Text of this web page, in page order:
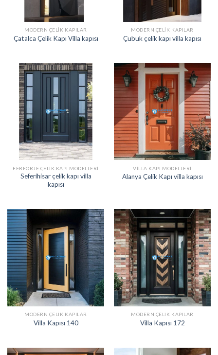
MODERN ÇELIK KAPILAR
Çatalca Çelik Kapı Villa kapısı
MODERN ÇELIK KAPILAR
Çubuk çelik kapı villa kapısı
FERFORJE ÇELIK KAPI MODELLERI
Seferihisar çelik kapı villa
kapısı
VILLA KAPI MODELLERI
Alanya Çelik Kapı villa kapısı
MODERN ÇELIK KAPILAR
Villa Kapısı 140
MODERN ÇELIK KAPILAR
Villa Kapısı 172